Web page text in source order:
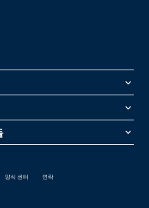
keyboard_arrow_down
keyboard_arrow_down
keyboard_arrow_down
양식 센터 연락